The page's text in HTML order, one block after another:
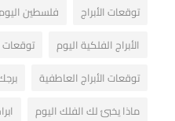
توقعات الأبراج
فلسطين
الأبراج الفلكية اليوم
توقعات
توقعات الأبراج العاطفية
ماذا يخبئ لك الفلك اليوم